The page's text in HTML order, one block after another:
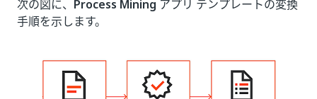
次の図に、 Process Mining アプリ テンプレートの変換
手順を示します。